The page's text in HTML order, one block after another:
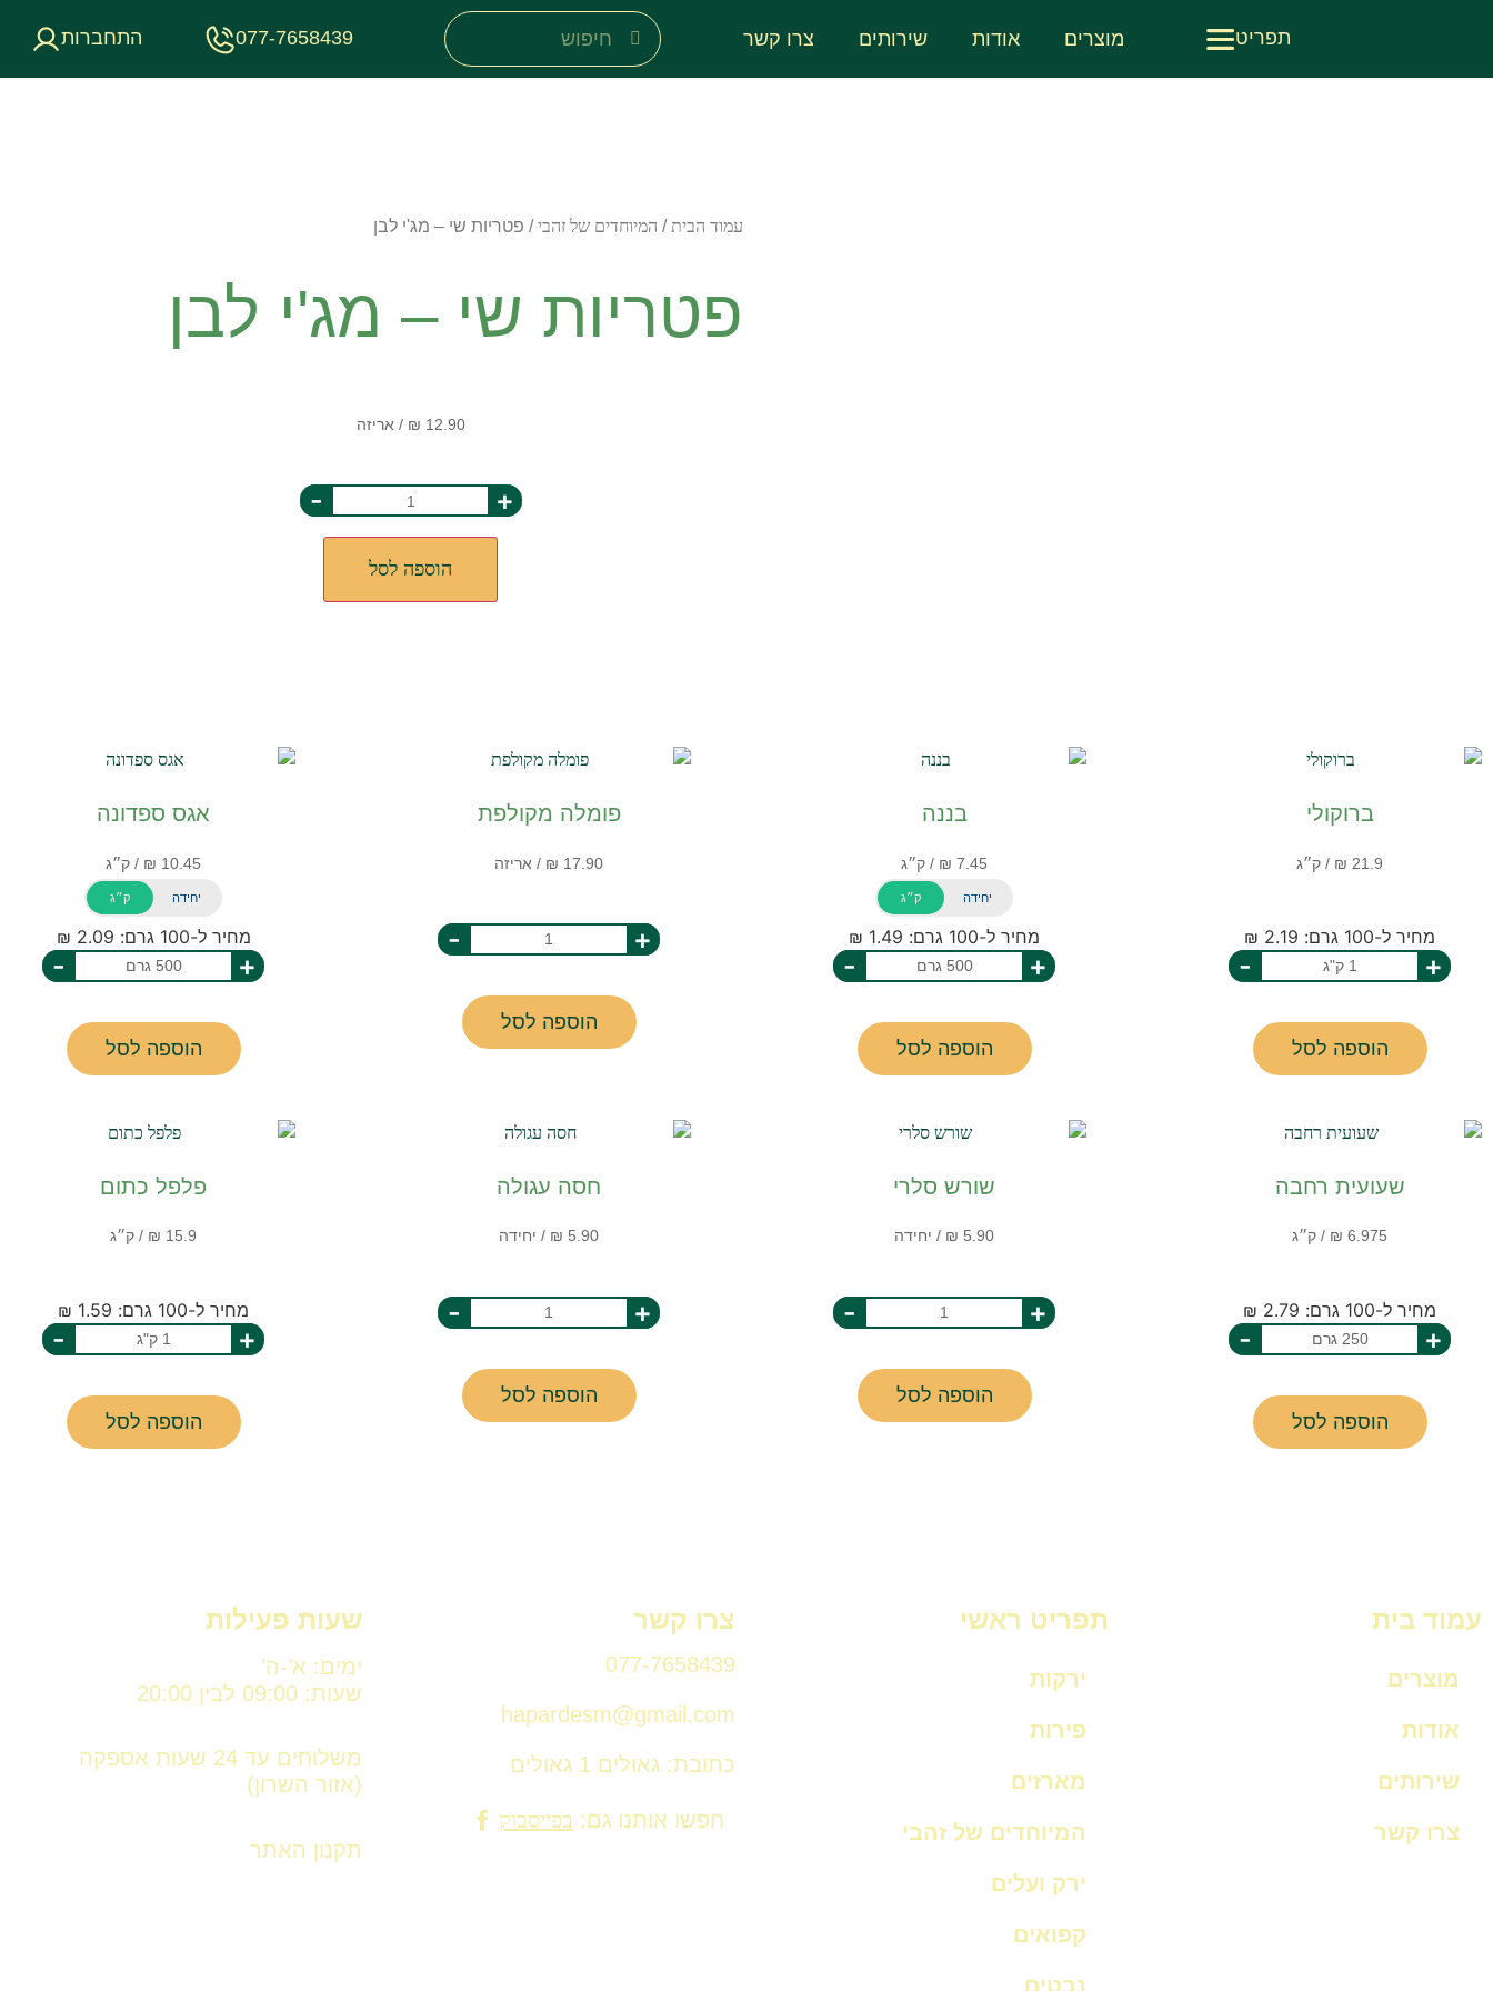
תפריט מוצרים אודות שירותים צרו קשר 077-7658439 התחברות
עמוד הבית / המיוחדים של זהבי/ פטריות שי – מג'י לבן
פטריות שי – מג'י לבן
+
-
הוספה לסל
ברוקולי
מחיר ל-100 גרם: 2.19 ₪
+
-
הוספה לסל
בננה
ק״ג יחידה
מחיר ל-100 גרם: 1.49 ₪
+
-
הוספה לסל
פומלה מקולפת
+
-
הוספה לסל
אגס ספדונה
ק״ג יחידה
מחיר ל-100 גרם: 2.09 ₪
+
-
הוספה לסל
שעועית רחבה
מחיר ל-100 גרם: 2.79 ₪
+
-
הוספה לסל
שורש סלרי
+
-
הוספה לסל
חסה עגולה
+
-
הוספה לסל
פלפל כתום
מחיר ל-100 גרם: 1.59 ₪
+
-
הוספה לסל
עמוד בית
מוצרים
אודות
שירותים
צרו קשר
תפריט ראשי
ירקות
פירות
מארזים
המיוחדים של זהבי
ירק ועלים
קפואים
נבטים
צרו קשר
077-7658439
hapardesm@gmail.com
כתובת: גאולים 1 גאולים
חפשו אותנו גם: בפייסבוק
שעות פעילות
ימים: א’-ה’
שעות: 09:00 לבין 20:00
משלוחים עד 24 שעות אספקה
(אזור השרון)
תקנון האתר